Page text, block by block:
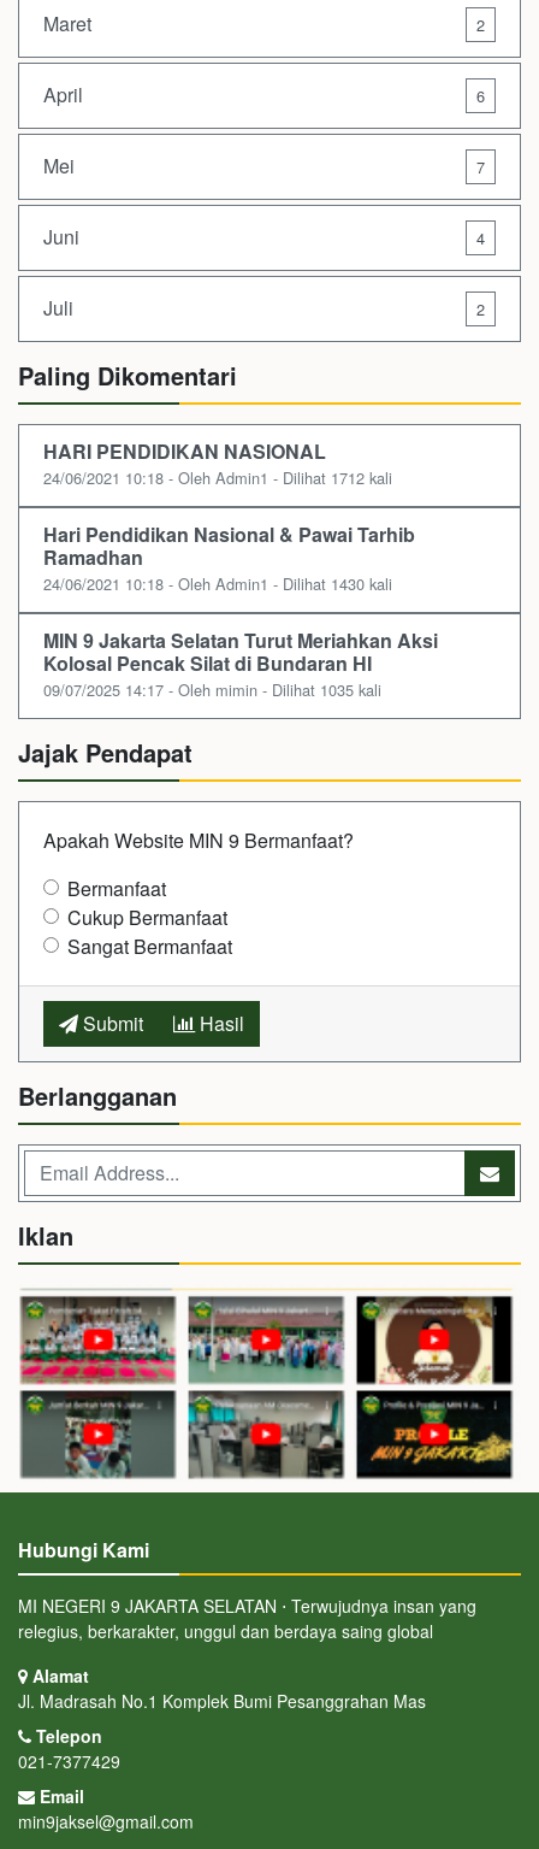
Maret 2
April 6
Mei 7
Juni 4
Juli 2
Paling Dikomentari
HARI PENDIDIKAN NASIONAL
24/06/2021 10:18 - Oleh Admin1 - Dilihat 1712 kali
Hari Pendidikan Nasional & Pawai Tarhib
Ramadhan
24/06/2021 10:18 - Oleh Admin1 - Dilihat 1430 kali
MIN 9 Jakarta Selatan Turut Meriahkan Aksi
Kolosal Pencak Silat di Bundaran HI
09/07/2025 14:17 - Oleh mimin - Dilihat 1035 kali
Jajak Pendapat
Apakah Website MIN 9 Bermanfaat?
Bermanfaat
Cukup Bermanfaat
Sangat Bermanfaat
Submit Hasil
Berlangganan
Iklan
Hubungi Kami
MI NEGERI 9 JAKARTA SELATAN ⋅ Terwujudnya insan yang
relegius, berkarakter, unggul dan berdaya saing global
Alamat
Jl. Madrasah No.1 Komplek Bumi Pesanggrahan Mas
Telepon
021-7377429
Email
min9jaksel@gmail.com